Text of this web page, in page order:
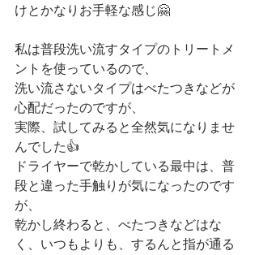
けとかなりお手軽な感じ🤗
私は普段洗い流すタイプのトリートメ
ントを使っているので、
洗い流さないタイプはべたつきなどが
心配だったのですが、
実際、試してみると全然気になりませ
んでした👍
ドライヤーで乾かしている最中は、普
段と違った手触りが気になったのです
が、
乾かし終わると、べたつきなどはな
く、いつもよりも、するんと指が通る